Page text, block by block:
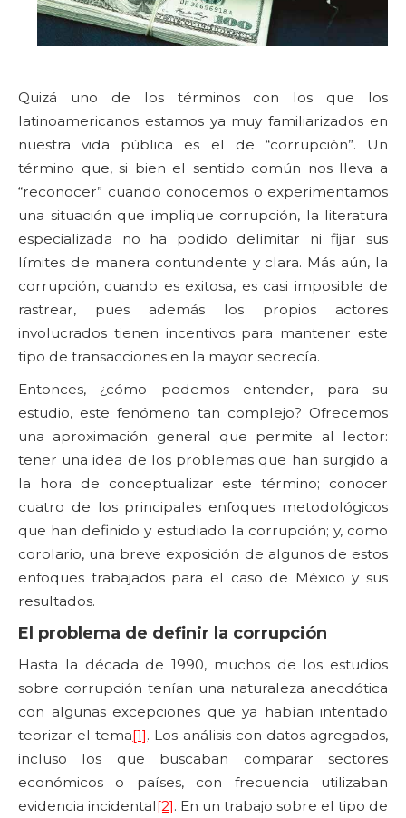
Quizá uno de los términos con los que los
latinoamericanos estamos ya muy familiarizados en
nuestra vida pública es el de “corrupción”. Un
término que, si bien el sentido común nos lleva a
“reconocer” cuando conocemos o experimentamos
una situación que implique corrupción, la literatura
especializada no ha podido delimitar ni fijar sus
límites de manera contundente y clara. Más aún, la
corrupción, cuando es exitosa, es casi imposible de
rastrear, pues además los propios actores
involucrados tienen incentivos para mantener este
tipo de transacciones en la mayor secrecía.
Entonces, ¿cómo podemos entender, para su
estudio, este fenómeno tan complejo? Ofrecemos
una aproximación general que permite al lector:
tener una idea de los problemas que han surgido a
la hora de conceptualizar este término; conocer
cuatro de los principales enfoques metodológicos
que han definido y estudiado la corrupción; y, como
corolario, una breve exposición de algunos de estos
enfoques trabajados para el caso de México y sus
resultados.
El problema de definir la corrupción
Hasta la década de 1990, muchos de los estudios
sobre corrupción tenían una naturaleza anecdótica
con algunas excepciones que ya habían intentado
teorizar el tema[1]. Los análisis con datos agregados,
incluso los que buscaban comparar sectores
económicos o países, con frecuencia utilizaban
evidencia incidental[2]. En un trabajo sobre el tipo de